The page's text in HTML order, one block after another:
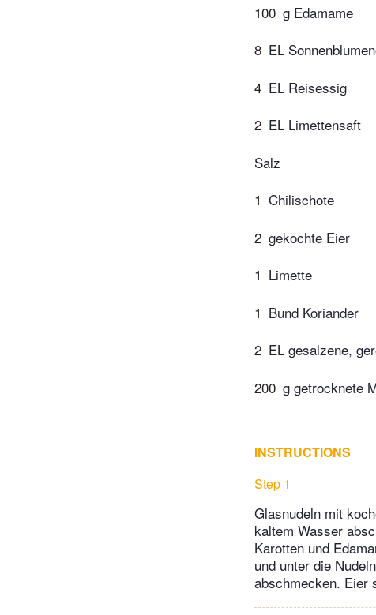
100 g Edamame
8 EL
4 EL Reisessig
2 EL Limettensaft
Salz
1 Chilischote
2 gekochte Eier
1 Limette
1 Bund Koriander
2 EL gesalzene,
200 g getrocknete
INSTRUCTIONS
Step 1
Glasnudeln mit
kaltem Wasser
Karotten und
und unter die
abschmecken. Eier